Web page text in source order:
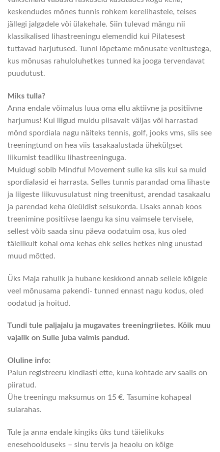
keskendudes mõnes tunnis rohkem kerelihastele, teises
jällegi jalgadele või ülakehale. Siin tulevad mängu nii
klassikalised lihastreeningu elemendid kui Pilatesest
tuttavad harjutused. Tunni lõpetame mõnusate venitustega,
kus mõnusas rahuloluhetkes tunned ka jooga tervendavat
puudutust.
Miks tulla?
Anna endale võimalus luua oma ellu aktiivne ja positiivne
harjumus! Kui liigud muidu piisavalt väljas või harrastad
mõnd spordiala nagu näiteks tennis, golf, jooks vms, siis see
treeningtund on hea viis tasakaalustada ühekülgset
liikumist teadliku lihastreeninguga.
Muidugi sobib Mindful Movement sulle ka siis kui sa muid
spordialasid ei harrasta. Selles tunnis parandad oma lihaste
ja liigeste liikuvusulatust ning treenitust, arendad tasakaalu
ja parendad keha üleüldist seisukorda. Lisaks annab koos
treenimine positiivse laengu ka sinu vaimsele tervisele,
sellest võib saada sinu päeva oodatuim osa, kus oled
täielikult kohal oma kehas ehk selles hetkes ning unustad
muud mõtted.
Üks Maja rahulik ja hubane keskkond annab sellele kõigele
veel mõnusama pakendi- tunned ennast nagu kodus, oled
oodatud ja hoitud.
Tundi tule paljajalu ja mugavates treeningriietes. Kõik muu
vajalik on Sulle juba valmis pandud.
Oluline info:
Palun registreeru kindlasti ette, kuna kohtade arv saalis on
piiratud.
Ühe treeningu maksumus on 15 €. Tasumine kohapeal
sularahas.
Tule ja anna endale kingiks üks tund täielikuks
enesehoolduseks – sinu tervis ja heaolu on kõige